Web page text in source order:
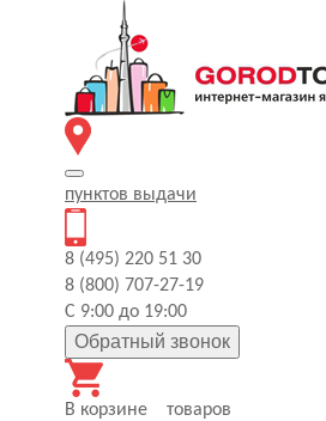
пунктов выдачи
8 (495) 220 51 30
8 (800) 707-27-19
С 9:00 до 19:00
Обратный звонок
В корзине
товаров